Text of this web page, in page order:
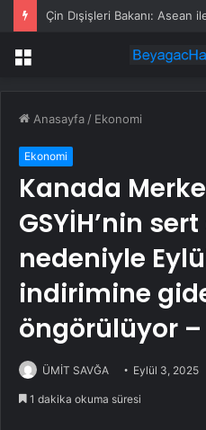
Menü
Anasayfa / Ekonomi
Ekonomi
Kanada
GSYİH’nin
nedeniyle
indirimine
öngörülüyor –
ÜMİT SAVĞA Eylül 3, 2025
1 dakika okuma süresi